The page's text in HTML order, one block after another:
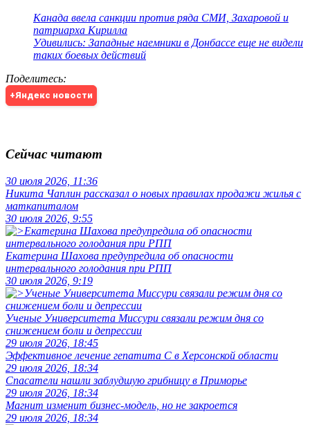
Канада ввела санкции против ряда СМИ, Захаровой и
патриарха Кирилла
Удивились: Западные наемники в Донбассе еще не видели
таких боевых действий
Поделитесь:
+Яндекс новости
Сейчас читают
30 июля 2026, 11:36
Никита Чаплин рассказал о новых правилах продажи жилья с
маткапиталом
30 июля 2026, 9:55
Екатерина Шахова предупредила об опасности
интервального голодания при РПП
30 июля 2026, 9:19
Ученые Университета Миссури связали режим дня со
снижением боли и депрессии
29 июля 2026, 18:45
Эффективное лечение гепатита C в Херсонской области
29 июля 2026, 18:34
Спасатели нашли заблудшую грибницу в Приморье
29 июля 2026, 18:34
Магнит изменит бизнес-модель, но не закроется
29 июля 2026, 18:34